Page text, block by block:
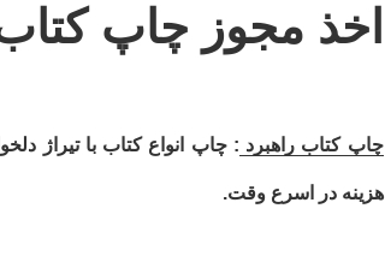
اخذ مجوز چاپ
چاپ کتاب راهبرد :چاپ انواع کتاب با تیراژ
هزینه در اسرع وقت.